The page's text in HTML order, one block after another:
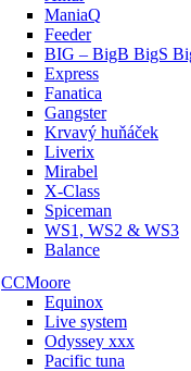
ManiaQ
Feeder
BIG – BigB BigS
Express
Fanatica
Gangster
Krvavý huňáček
Liverix
Mirabel
X-Class
Spiceman
WS1, WS2 & WS3
Balance
CCMoore
Equinox
Live system
Odyssey xxx
Pacific tuna